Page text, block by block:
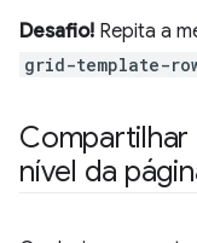
Desafio! Repita a
grid-template-
Compartilhar
nível da